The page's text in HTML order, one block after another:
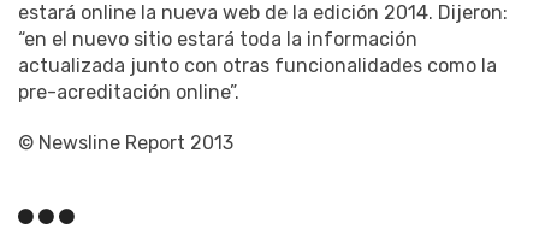
estará online la nueva web de la edición 2014. Dijeron:
“en el nuevo sitio estará toda la información
actualizada junto con otras funcionalidades como la
pre-acreditación online”.
© Newsline Report 2013